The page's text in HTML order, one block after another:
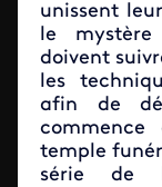
unissent
le
doivent
les
afin de
temple
série de